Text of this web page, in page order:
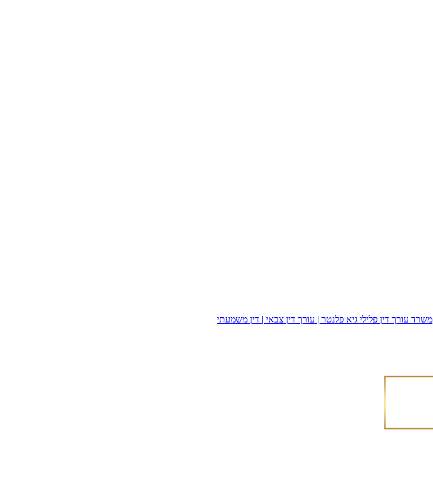
משרד עורך דין פלילי גיא פלנטר | עורך דין צבאי | דין משמעתי